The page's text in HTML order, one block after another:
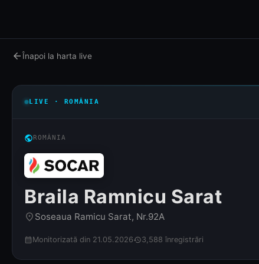
arrow_backÎnapoi la harta live
LIVE · ROMÂNIA
publicROMÂNIA
Braila Ramnicu Sarat
place Soseaua Ramicu Sarat, Nr.92A
calendar_month Monitorizată din 21.05.2026history3,588 înregistrări